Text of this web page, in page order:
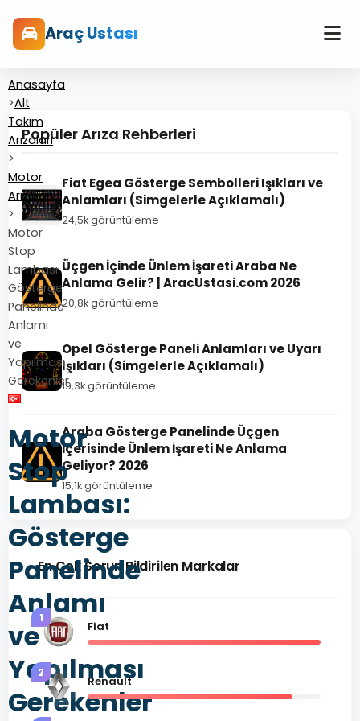
Araç Ustası
Anasayfa
>Alt
Takım
Arızaları
>
Motor
Arızaları
>
Motor
Stop
Lambası:
Gösterge
Panelinde
Anlamı
ve
Yapılması
Gerekenler
Motor
Stop
Lambası:
Gösterge
Panelinde
Anlamı
ve
Yapılması
Gerekenler
Popüler Arıza Rehberleri
Fiat Egea Gösterge Sembolleri Işıkları ve
Anlamları (Simgelerle Açıklamalı)
24,5k görüntüleme
Üçgen İçinde Ünlem İşareti Araba Ne
Anlama Gelir? | AracUstasi.com 2026
20,8k görüntüleme
Opel Gösterge Paneli Anlamları ve Uyarı
Işıkları (Simgelerle Açıklamalı)
19,3k görüntüleme
Araba Gösterge Panelinde Üçgen
İçerisinde Ünlem İşareti Ne Anlama
Geliyor? 2026
15,1k görüntüleme
En Çok Sorun Bildirilen Markalar
1
Fiat
2
Renault